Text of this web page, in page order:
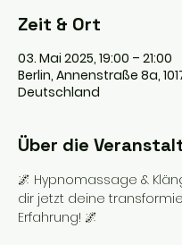
Zeit & Ort
03. Mai 2025, 19:00 – 21:00
Berlin, Annenstraße 8a,
Deutschland
Über die
🌌 Hypnomassage &
dir jetzt deine
Erfahrung! 🌌